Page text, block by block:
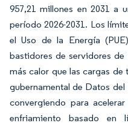
957,21 millones en 2031 a
período 2026-2031. Los
el Uso de la Energía
bastidores de servidores
más calor que las cargas
gubernamental de Datos
convergiendo para
enfriamiento basado en